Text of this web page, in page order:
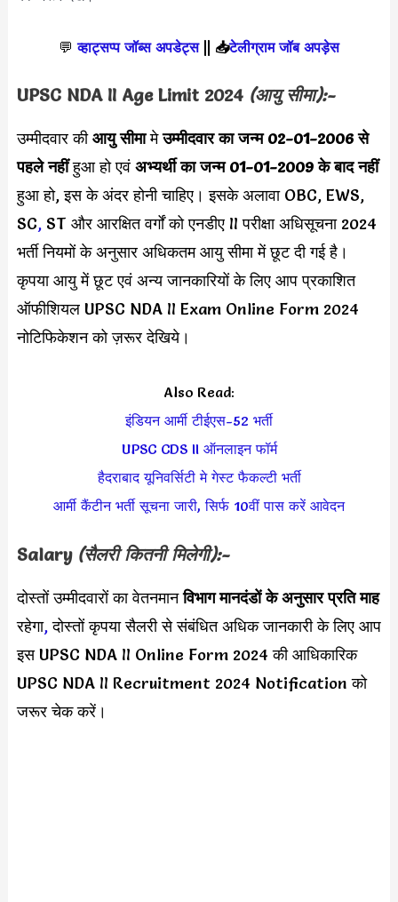
💬 व्हाट्सप्प जॉब्स अपडेट्स|| 📥टेलीग्राम जॉब अपड़ेस
UPSC NDA II Age Limit 2024 (आयु सीमा):-
उम्मीदवार कीआयु सीमामेउम्मीदवार का जन्म 02-01-2006 से
पहले नहींहुआ हो एवं अभ्यर्थी का जन्म 01-01-2009 के बाद नहीं
हुआ हो, इस के अंदर होनी चाहिए। इसके अलावा OBC, EWS,
SC, ST और आरक्षित वर्गों को एनडीए II परीक्षा अधिसूचना 2024
भर्ती नियमों के अनुसार अधिकतम आयु सीमा में छूट दी गई है।
कृपया आयु में छूट एवं अन्य जानकारियों के लिए आप प्रकाशित
ऑफीशियल UPSC NDA II Exam Online Form 2024
नोटिफिकेशन को ज़रूर देखिये।
Also Read:
इंडियन आर्मी टीईएस-52 भर्ती
UPSC CDS II ऑनलाइन फॉर्म
हैदराबाद यूनिवर्सिटी मे गेस्ट फैकल्टी भर्ती
आर्मी कैंटीन भर्ती सूचना जारी, सिर्फ 10वीं पास करें आवेदन
Salary (सैलरी कितनी मिलेगी):-
दोस्तों उम्मीदवारों का वेतनमानविभाग मानदंडों के अनुसारप्रति माह
रहेगा,दोस्तों कृपया सैलरी से संबंधित अधिक जानकारी के लिए आप
इस UPSC NDA II Online Form 2024 की आधिकारिक
UPSC NDA II Recruitment 2024 Notification को
जरूर चेक करें।